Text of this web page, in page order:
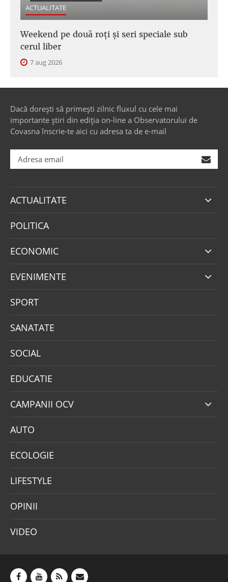
ACTUALITATE
Weekend pe două roți și seri speciale sub
cerul liber
7 aug 2026
Dacă dorești să primești zilnic fluxul cu cele mai
importante știri din ediția on-line a Observatorului de
Covasna înscrie-te aici cu adresa ta de e-mail
ACTUALITATE
POLITICA
ECONOMIC
EVENIMENTE
SPORT
SANATATE
SOCIAL
EDUCATIE
CAMPANII OCV
AUTO
ECOLOGIE
LIFESTYLE
OPINII
VIDEO